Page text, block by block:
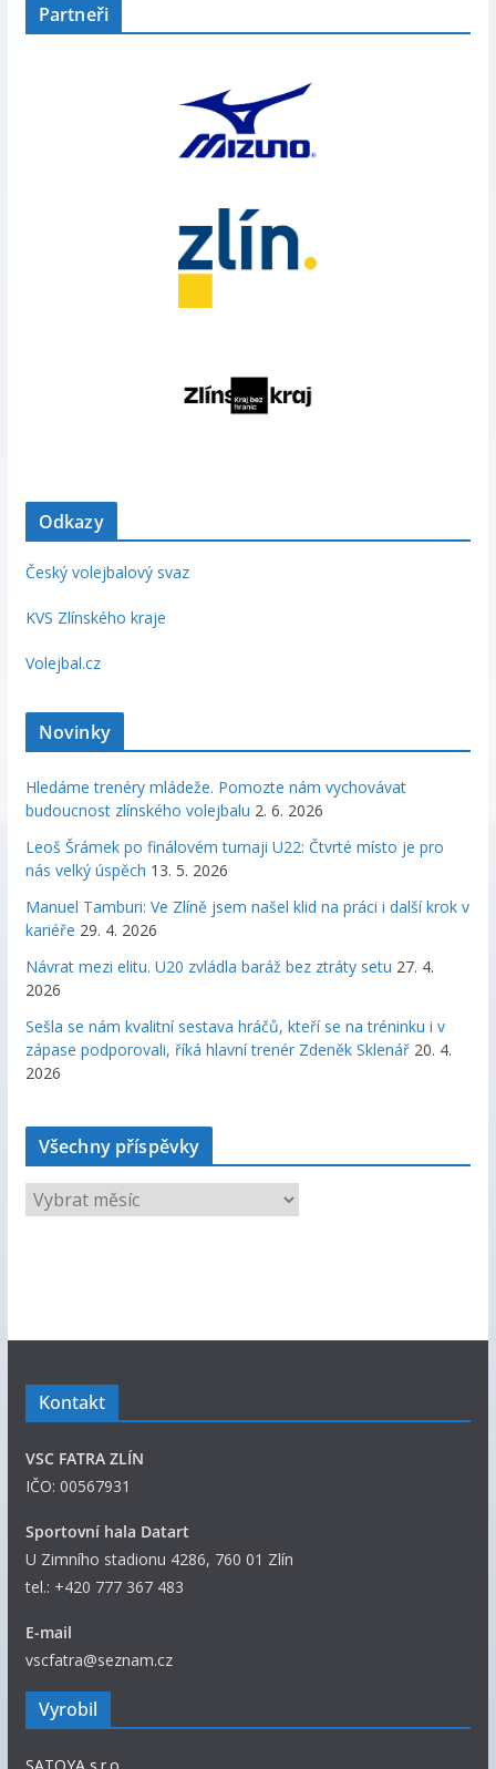
Partneři
Odkazy
Český volejbalový svaz
KVS Zlínského kraje
Volejbal.cz
Novinky
Hledáme trenéry mládeže. Pomozte nám vychovávat
budoucnost zlínského volejbalu 2. 6. 2026
Leoš Šrámek po finálovém turnaji U22: Čtvrté místo je pro
nás velký úspěch 13. 5. 2026
Manuel Tamburi: Ve Zlíně jsem našel klid na práci i další krok v
kariéře 29. 4. 2026
Návrat mezi elitu. U20 zvládla baráž bez ztráty setu 27. 4.
2026
Sešla se nám kvalitní sestava hráčů, kteří se na tréninku i v
zápase podporovali, říká hlavní trenér Zdeněk Sklenář 20. 4.
2026
Všechny příspěvky
š
p
ě
v
k
Kontakt
VSC FATRA ZLÍN
IČO: 00567931
Sportovní hala Datart
U Zimního stadionu 4286, 760 01 Zlín
tel.: +420 777 367 483
E-mail
vscfatra@seznam.cz
Vyrobil